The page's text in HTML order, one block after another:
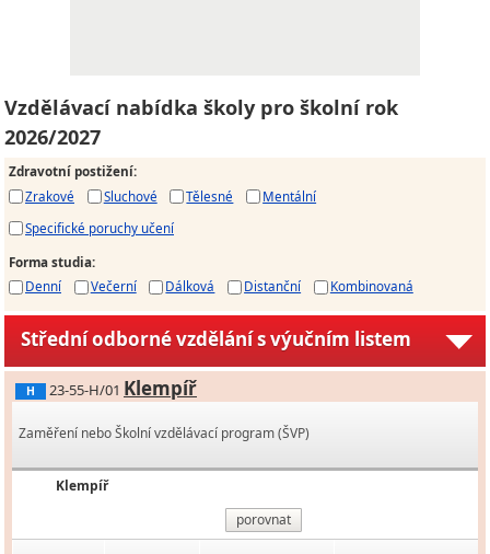
Vzdělávací nabídka školy pro školní rok
2026/2027
Zdravotní postižení:
Zrakové
Sluchové Tělesné
Mentální
Specifické poruchy učení
Forma studia:
Denní
Večerní Dálková Distanční Kombinovaná
Střední odborné vzdělání s výučním listem
H 23-55-H/01 Klempíř
Zaměření nebo Školní vzdělávací program (ŠVP)
Klempíř
porovnat